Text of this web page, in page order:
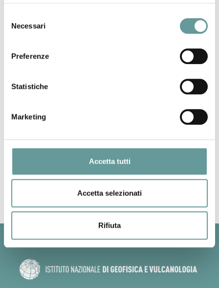
delNecessari
Preferenze
Statistiche
Marketing
Accetta tutti
Accetta selezionati
Rifiuta
eruptions and pyroclastic events. The most recent eruption
was approximately 50-75 ka, consisting of the El Cajete
pyroclastic beds, the Battle Ship Rock ignimbrite, and the
petrographically and compositionally distinct from previous
eruptions and may represent a new batch of magma
beneath the caldera. Here I will discuss our ongoing
examination of the two most recent pyroclastic units, as well
flow. Our preliminary findings quantify eruption
characteristics, elucidate eruption mechanisms, and will help
the caldera.